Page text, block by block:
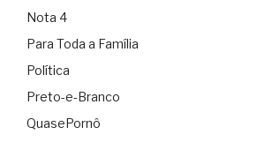
Nota 4
Para Toda a Família
Política
Preto-e-Branco
QuasePornô